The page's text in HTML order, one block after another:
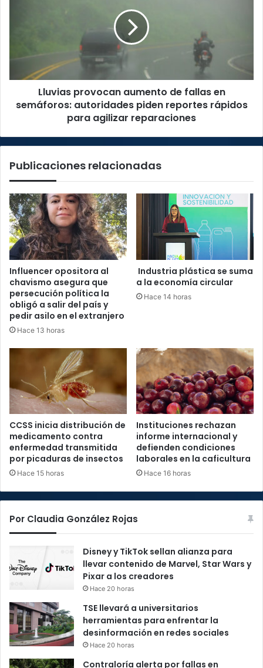
semáforos:
autoridades
piden
reportes
rápidos
reparaciones
Lluvias provocan aumento de fallas en
semáforos: autoridades piden reportes rápidos
para agilizar reparaciones
Publicaciones relacionadas
Influencer opositora al
chavismo asegura que
persecución política la
obligó a salir del país y
pedir asilo en el extranjero
Hace 13 horas
Industria plástica se suma
a la economía circular
Hace 14 horas
CCSS inicia distribución de
medicamento contra
enfermedad transmitida
por picaduras de insectos
Hace 15 horas
Instituciones rechazan
informe internacional y
defienden condiciones
laborales en la caficultura
Hace 16 horas
Por Claudia González Rojas
Disney y TikTok sellan alianza para
llevar contenido de Marvel, Star Wars y
Pixar a los creadores
Hace 20 horas
TSE llevará a universitarios
herramientas para enfrentar la
desinformación en redes sociales
Hace 20 horas
Contraloría alerta por fallas en